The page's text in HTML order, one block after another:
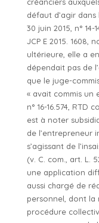
défaut d’agir dans
30 juin 2015, n° 14-
JCP E 2015. 1608,
ultérieure, elle a
dépendait pas de
que le juge-
« avait commis un
n° 16-16.574, RTD
est à noter
de l’entrepreneur
s’agissant de
(v. C. com., art. L.
une application
aussi chargé de
personnel, dont la
procédure